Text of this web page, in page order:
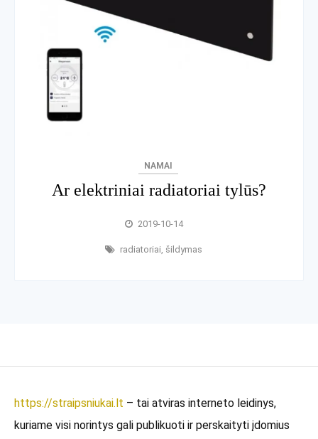
NAMAI
Ar elektriniai radiatoriai tylūs?
2019-10-14
radiatoriai, šildymas
https://straipsniukai.lt – tai atviras interneto leidinys,
kuriame visi norintys gali publikuoti ir perskaityti įdomius